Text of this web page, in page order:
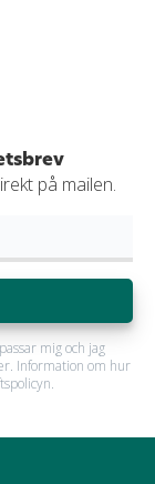
på mailen.
mig och jag
Information om hur